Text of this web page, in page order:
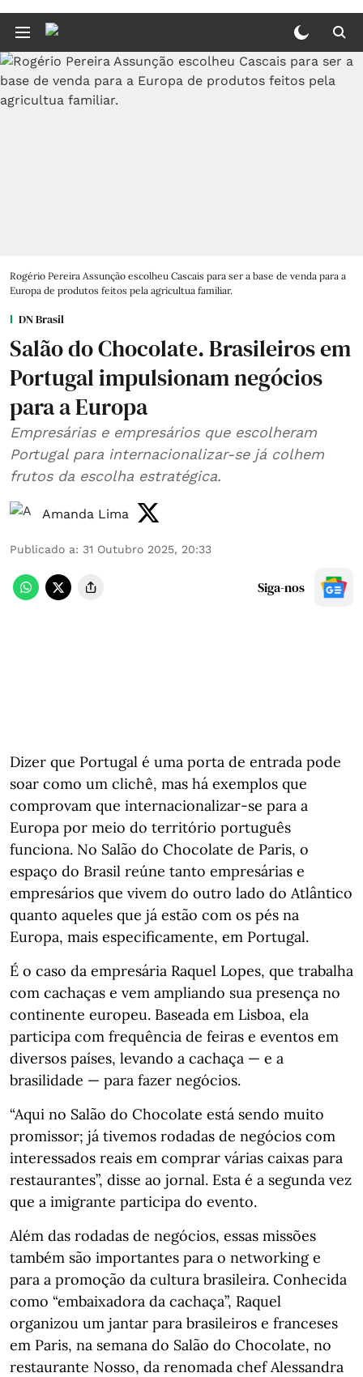
Rogério Pereira Assunção escolheu Cascais para ser a base de venda para a
Europa de produtos feitos pela agricultua familiar.
DN Brasil
Salão do Chocolate. Brasileiros em
Portugal impulsionam negócios
para a Europa
Empresárias e empresários que escolheram
Portugal para internacionalizar-se já colhem
frutos da escolha estratégica.
Amanda Lima
Publicado a: 31 Outubro 2025, 20:33
Siga-nos
Dizer que Portugal é uma porta de entrada pode
soar como um clichê, mas há exemplos que
comprovam que internacionalizar-se para a
Europa por meio do território português
funciona. No Salão do Chocolate de Paris, o
espaço do Brasil reúne tanto empresárias e
empresários que vivem do outro lado do Atlântico
quanto aqueles que já estão com os pés na
Europa, mais especificamente, em Portugal.
É o caso da empresária Raquel Lopes, que trabalha
com cachaças e vem ampliando sua presença no
continente europeu. Baseada em Lisboa, ela
participa com frequência de feiras e eventos em
diversos países, levando a cachaça — e a
brasilidade — para fazer negócios.
“Aqui no Salão do Chocolate está sendo muito
promissor; já tivemos rodadas de negócios com
interessados reais em comprar várias caixas para
restaurantes”, disse ao jornal. Esta é a segunda vez
que a imigrante participa do evento.
Além das rodadas de negócios, essas missões
também são importantes para o networking e
para a promoção da cultura brasileira. Conhecida
como “embaixadora da cachaça”, Raquel
organizou um jantar para brasileiros e franceses
em Paris, na semana do Salão do Chocolate, no
restaurante Nosso, da renomada chef Alessandra